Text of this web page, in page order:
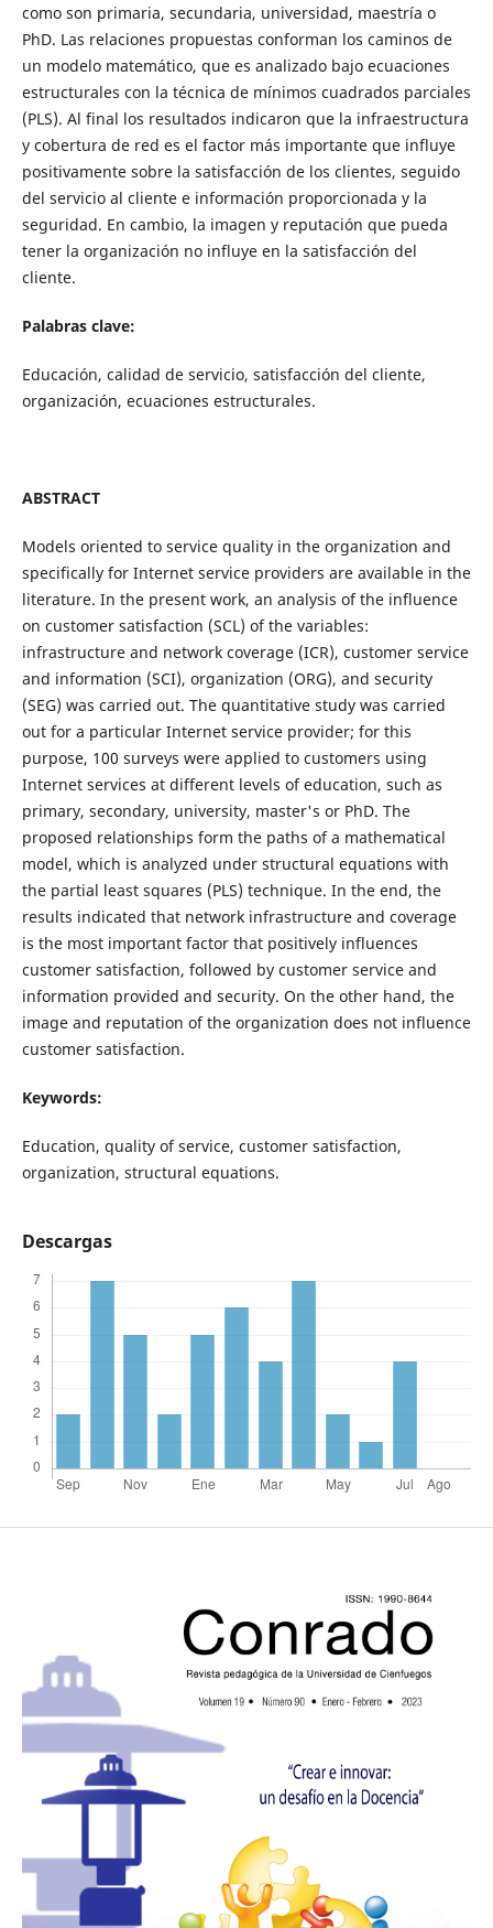
como son primaria, secundaria, universidad, maestría o
PhD. Las relaciones propuestas conforman los caminos de
un modelo matemático, que es analizado bajo ecuaciones
estructurales con la técnica de mínimos cuadrados parciales
(PLS). Al final los resultados indicaron que la infraestructura
y cobertura de red es el factor más importante que influye
positivamente sobre la satisfacción de los clientes, seguido
del servicio al cliente e información proporcionada y la
seguridad. En cambio, la imagen y reputación que pueda
tener la organización no influye en la satisfacción del
cliente.
Palabras clave:
Educación, calidad de servicio, satisfacción del cliente,
organización, ecuaciones estructurales.
ABSTRACT
Models oriented to service quality in the organization and
specifically for Internet service providers are available in the
literature. In the present work, an analysis of the influence
on customer satisfaction (SCL) of the variables:
infrastructure and network coverage (ICR), customer service
and information (SCI), organization (ORG), and security
(SEG) was carried out. The quantitative study was carried
out for a particular Internet service provider; for this
purpose, 100 surveys were applied to customers using
Internet services at different levels of education, such as
primary, secondary, university, master's or PhD. The
proposed relationships form the paths of a mathematical
model, which is analyzed under structural equations with
the partial least squares (PLS) technique. In the end, the
results indicated that network infrastructure and coverage
is the most important factor that positively influences
customer satisfaction, followed by customer service and
information provided and security. On the other hand, the
image and reputation of the organization does not influence
customer satisfaction.
Keywords:
Education, quality of service, customer satisfaction,
organization, structural equations.
Descargas